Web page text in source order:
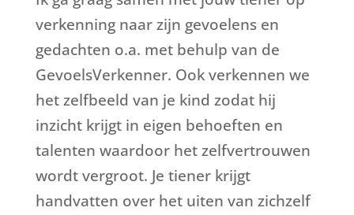
verkenning naar zijn gevoelens en
gedachten o.a. met behulp van de
GevoelsVerkenner. Ook verkennen we
het zelfbeeld van je kind zodat hij
inzicht krijgt in eigen behoeften en
talenten waardoor het zelfvertrouwen
wordt vergroot. Je tiener krijgt
handvatten over het uiten van zichzelf